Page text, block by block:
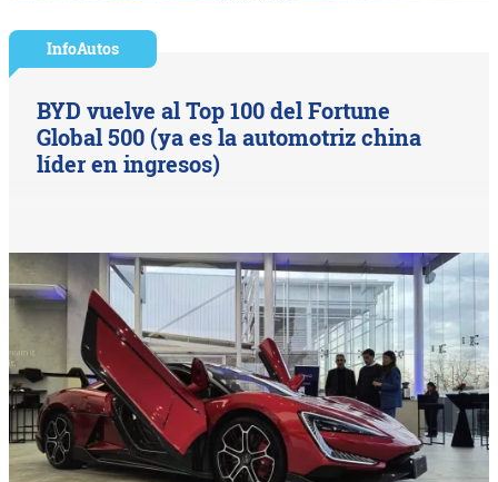
InfoAutos
BYD vuelve al Top 100 del Fortune
Global 500 (ya es la automotriz china
líder en ingresos)